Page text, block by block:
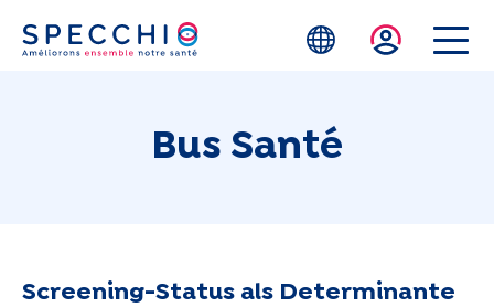
Zum Hauptinhalt springen
Bus Santé
Screening-Status als Determinante